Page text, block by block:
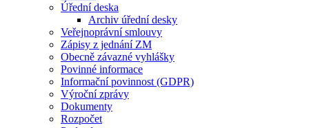
Úřední deska
Archiv úřední desky
Veřejnoprávní smlouvy
Zápisy z jednání ZM
Obecně závazné vyhlášky
Povinné informace
Informační povinnost (GDPR)
Výroční zprávy
Dokumenty
Rozpočet